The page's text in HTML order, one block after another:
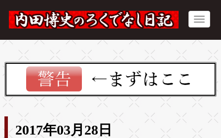
2017年03月28日